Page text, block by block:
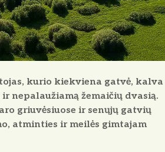
kurio kiekviena gatvė, kalva
nepalaužiamą žemaičių dvasią.
griuvėsiuose ir senųjų gatvių
atminties ir meilės gimtajam